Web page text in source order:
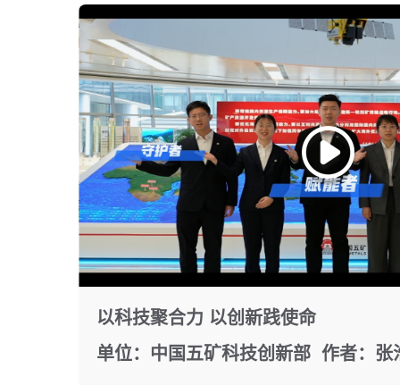
以科技聚合力 以创新践使命
单位：中国五矿科技创新部 作者：张